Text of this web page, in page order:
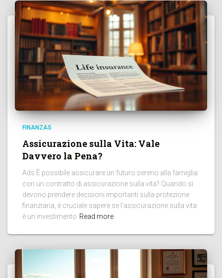
FINANZAS
Assicurazione sulla Vita: Vale
Davvero la Pena?
Ads È possibile assicurare un futuro sereno alla famiglia
con un contratto di assicurazione sulla vita? Quando si
devono prendere decisioni importanti sulla protezione
finanziaria, è cruciale sapere se l’assicurazione sulla vita
è un investimento Read more